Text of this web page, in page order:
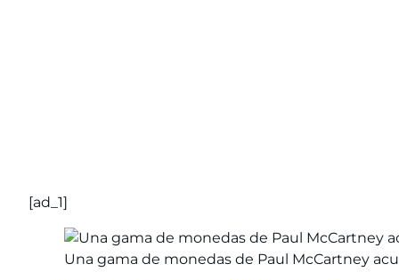
[ad_1]
Una gama de monedas de Paul McCartney